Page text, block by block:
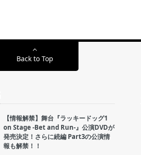
Back to Top
【情報解禁】舞台『ラッキードッグ1
on Stage -Bet and Run-』公演DVDが
発売決定！さらに続編 Part3の公演情
報も解禁！！